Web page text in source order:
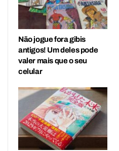
Não jogue fora gibis
antigos! Um deles pode
valer mais que o seu
celular